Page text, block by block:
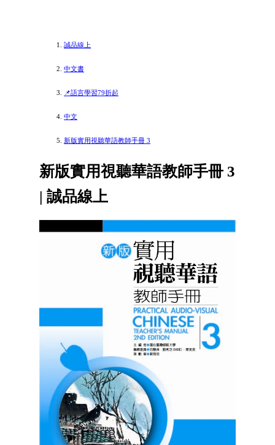
誠品線上
中文書
📌語言學習79折起
中文
新版實用視聽華語教師手冊 3
新版實用視聽華語教師手冊 3
| 誠品線上